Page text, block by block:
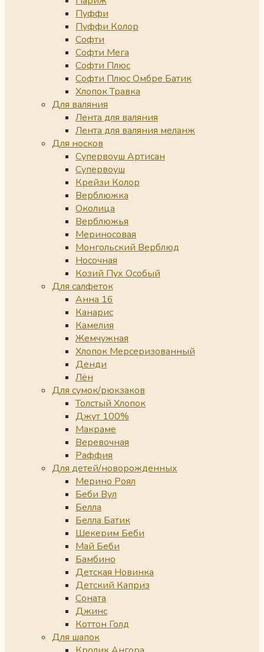
Пуффи
Пуффи Колор
Софти
Софти Мега
Софти Плюс
Софти Плюс Омбре Батик
Хлопок Травка
Для валяния
Лента для валяния
Лента для валяния меланж
Для носков
Супервоуш Артисан
Супервоуш
Крейзи Колор
Верблюжка
Околица
Верблюжья
Мериносовая
Монгольский Верблюд
Носочная
Козий Пух Особый
Для салфеток
Анна 16
Канарис
Камелия
Жемчужная
Хлопок Мерсеризованный
Денди
Лён
Для сумок/рюкзаков
Толстый Хлопок
Джут 100%
Макраме
Веревочная
Раффия
Для детей/новорожденных
Мерино Роял
Беби Вул
Белла
Белла Батик
Шекерим Беби
Май Беби
Бамбино
Детская Новинка
Детский Каприз
Соната
Джинс
Коттон Голд
Для шапок